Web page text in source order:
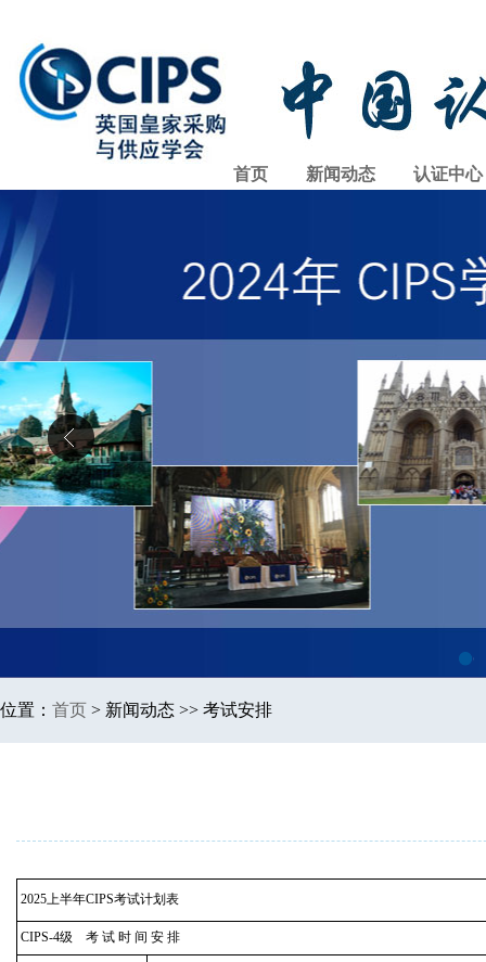
首页 新闻动态 认证中心
1
位置： 首页 > 新闻动态 >> 考试安排
2025上半年CIPS考试计划表
CIPS-4级 考 试 时 间 安 排